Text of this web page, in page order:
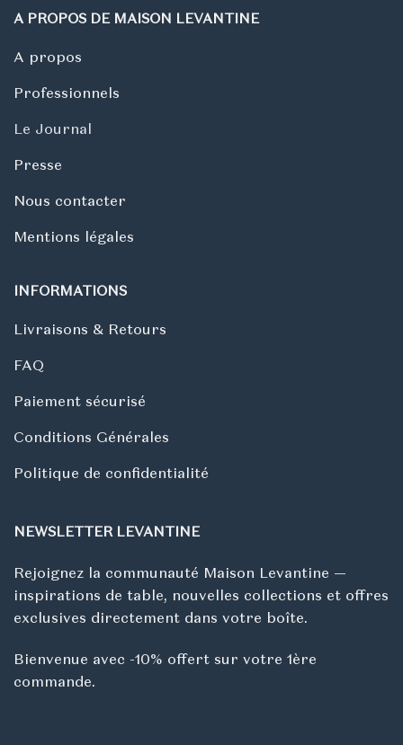
A PROPOS DE MAISON LEVANTINE
A propos
Professionnels
Le Journal
Presse
Nous contacter
Mentions légales
INFORMATIONS
Livraisons & Retours
FAQ
Paiement sécurisé
Conditions Générales
Politique de confidentialité
NEWSLETTER LEVANTINE
Rejoignez la communauté Maison Levantine —
inspirations de table, nouvelles collections et offres
exclusives directement dans votre boîte.
Bienvenue avec -10% offert sur votre 1ère
commande.